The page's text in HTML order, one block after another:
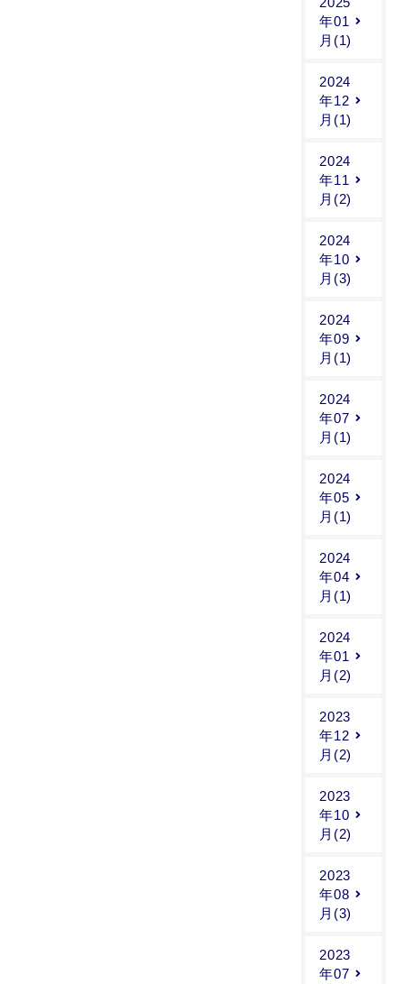
年01
月(1)
2024
年12
月(1)
2024
年11
月(2)
2024
年10
月(3)
2024
年09
月(1)
2024
年07
月(1)
2024
年05
月(1)
2024
年04
月(1)
2024
年01
月(2)
2023
年12
月(2)
2023
年10
月(2)
2023
年08
月(3)
2023
年07